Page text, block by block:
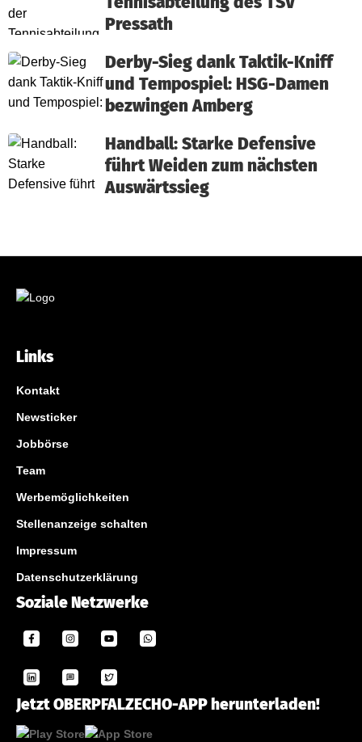
Pressath
Derby-Sieg dank Taktik-Kniff
und Tempospiel: HSG-Damen
bezwingen Amberg
Handball: Starke Defensive
führt Weiden zum nächsten
Auswärtssieg
Links
Kontakt
Newsticker
Jobbörse
Team
Werbemöglichkeiten
Stellenanzeige schalten
Impressum
Datenschutzerklärung
Soziale Netzwerke
Jetzt OBERPFALZECHO-APP herunterladen!